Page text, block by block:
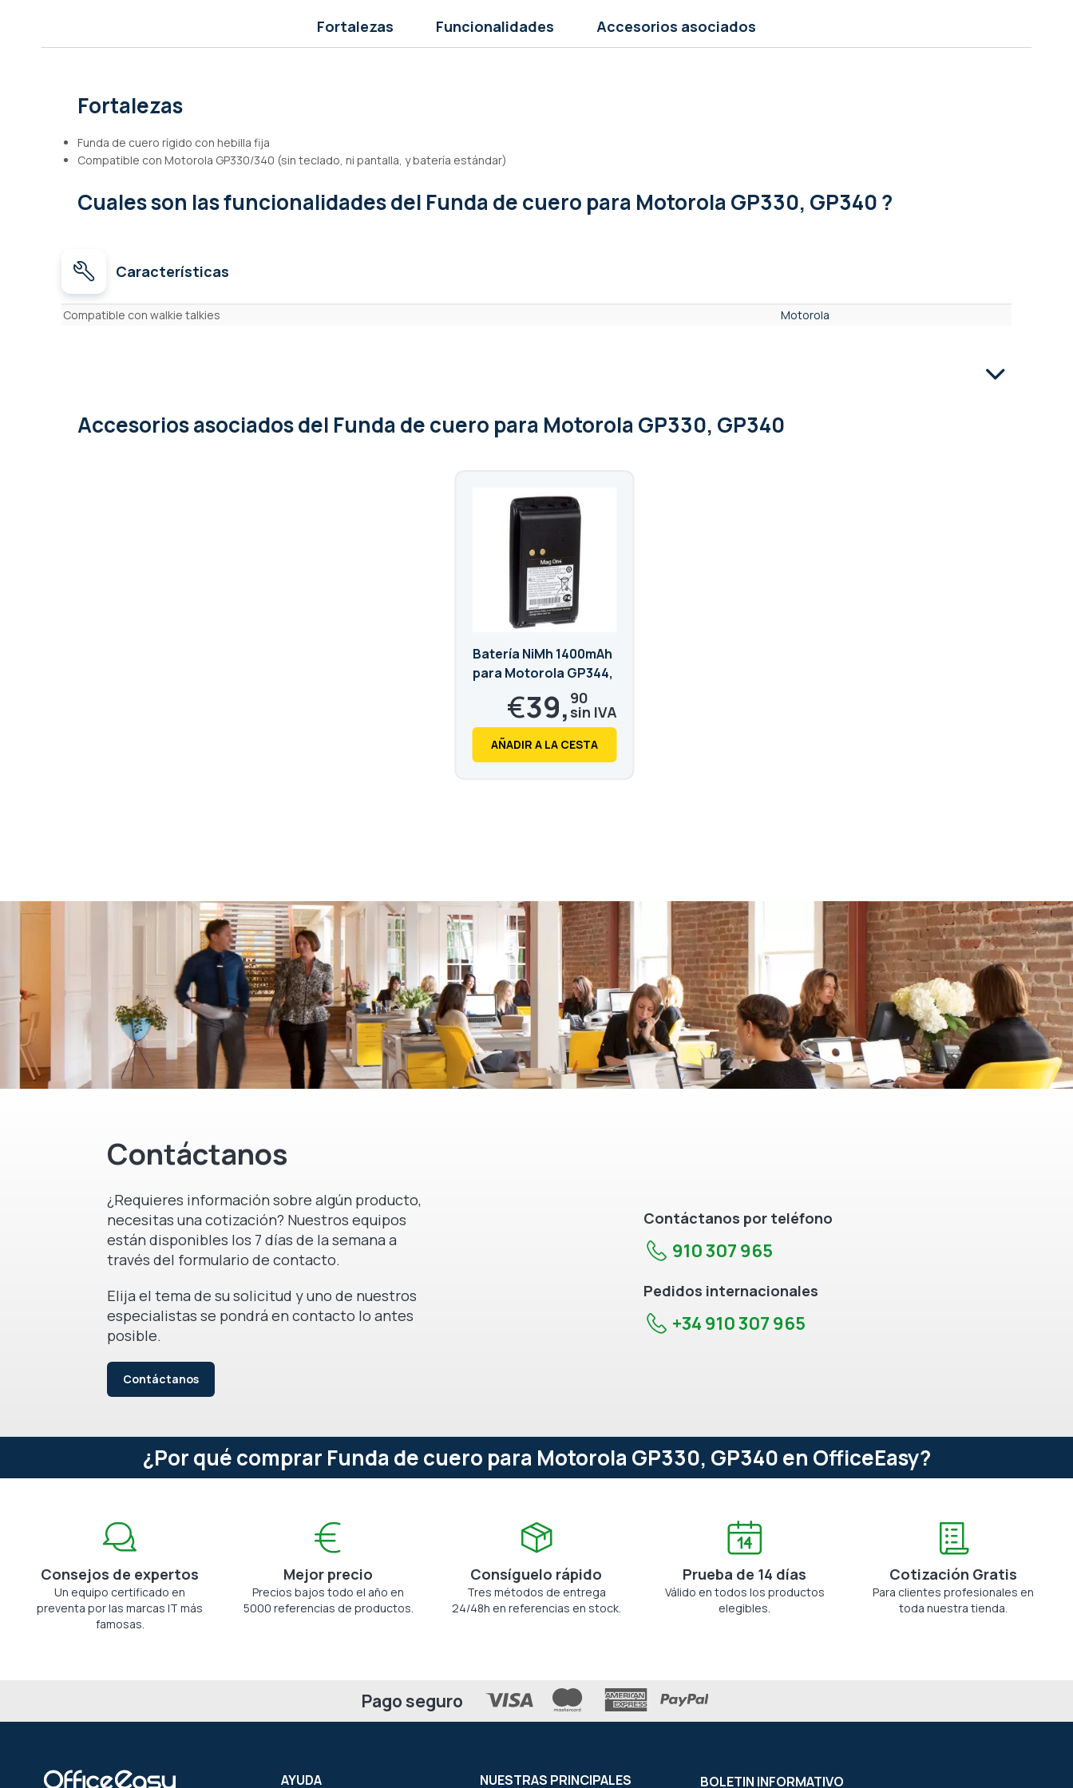
Fortalezas Funcionalidades Accesorios asociados
Fortalezas
Funda de cuero rígido con hebilla fija
Compatible con Motorola GP330/340 (sin teclado, ni pantalla, y batería estándar)
Cuales son las funcionalidadesdel Funda de cuero para Motorola GP330, GP340 ?
Características
Características
Compatible con walkie talkies Motorola
Accesorios asociadosdel Funda de cuero para Motorola GP330, GP340
Batería NiMh 1400mAh
para Motorola GP344,
GP344R, GP366,
GP366R, GP388R,
GP388
€39, 90
€48,
AÑADIR A LA CESTA
Contáctanos
¿Requieres información sobre algún producto,
necesitas una cotización? Nuestros equipos
están disponibles los 7 días de la semana a
través del formulario de contacto.
Elija el tema de su solicitud y uno de nuestros
especialistas se pondrá en contacto lo antes
posible.
Contáctanos
Contáctanos por teléfono
910 307 965
Pedidos internacionales
+34 910 307 965
¿Por qué comprar Funda de cuero para Motorola GP330, GP340 en OfficeEasy?
Consejos de expertos
Un equipo certificado en
preventa por las marcas IT más
famosas.
Mejor precio
Precios bajos todo el año en
5000 referencias de productos.
Consíguelo rápido
Tres métodos de entrega
24/48h en referencias en stock.
Prueba de 14 días
Válido en todos los productos
elegibles.
Cotización Gratis
Para clientes profesionales en
toda nuestra tienda.
Pago seguro
AYUDA NUESTRAS PRINCIPALES BOLETIN INFORMATIVO